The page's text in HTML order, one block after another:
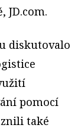
JD.com.
diskutovalo
pomocí
také